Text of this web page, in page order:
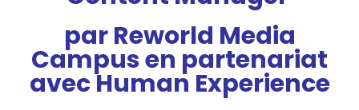
par Reworld Media
Campusen partenariat
avec Human Experience